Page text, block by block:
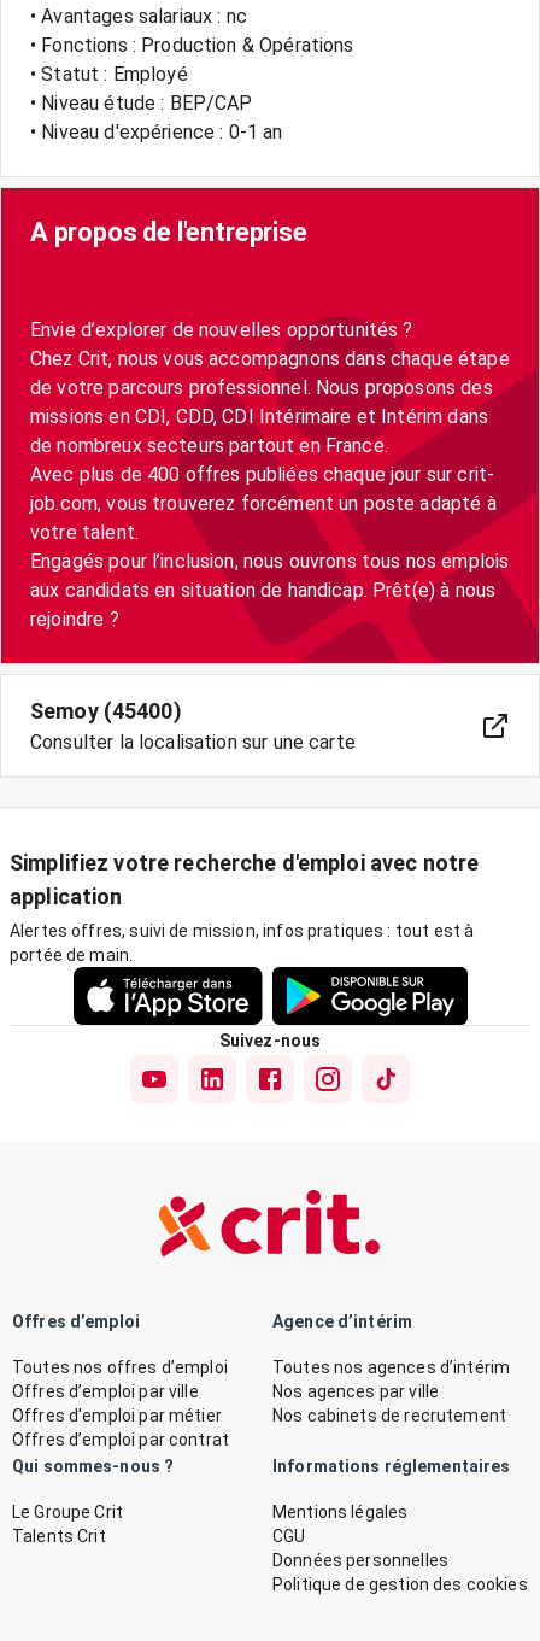
• Avantages salariaux : nc
• Fonctions : Production & Opérations
• Statut : Employé
• Niveau étude : BEP/CAP
• Niveau d'expérience : 0-1 an
A propos de l'entreprise
Envie d’explorer de nouvelles opportunités ?
Chez Crit, nous vous accompagnons dans chaque étape
de votre parcours professionnel. Nous proposons des
missions en CDI, CDD, CDI Intérimaire et Intérim dans
de nombreux secteurs partout en France.
Avec plus de 400 offres publiées chaque jour sur crit-
job.com, vous trouverez forcément un poste adapté à
votre talent.
Engagés pour l’inclusion, nous ouvrons tous nos emplois
aux candidats en situation de handicap. Prêt(e) à nous
Semoy (45400)
Consulter la localisation sur une carte
Simplifiez votre recherche d'emploi avec notre
application
Alertes offres, suivi de mission, infos pratiques : tout est à
portée de main.
Suivez-nous
Offres d’emploi
Toutes nos offres d’emploi
Offres d’emploi par ville
Offres d’emploi par métier
Offres d’emploi par contrat
Agence d’intérim
Toutes nos agences d’intérim
Nos agences par ville
Nos cabinets de recrutement
Qui sommes-nous ?
Le Groupe Crit
Talents Crit
Informations réglementaires
Mentions légales
CGU
Données personnelles
Politique de gestion des cookies